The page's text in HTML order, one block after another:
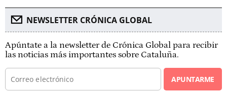
NEWSLETTER CRÓNICA GLOBAL
Apúntate a la newsletter de Crónica Global para recibir
las noticias más importantes sobre Cataluña.
APUNTARME